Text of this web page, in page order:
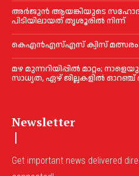
അര്‍ജുന്‍ ആയങ്കിയുടെ
പിടിയിലായത് തൃശൂരില്‍ നിന്ന്
കെഎൻഎസ്എസ് ക്വിസ് മത്സരം
മഴ മുന്നറിയിപ്പിൽ മാറ്റം;
സാധ്യത, ഏഴ് ജില്ലകളിൽ ഓറഞ്ച്
Newsletter
Get important news delivered